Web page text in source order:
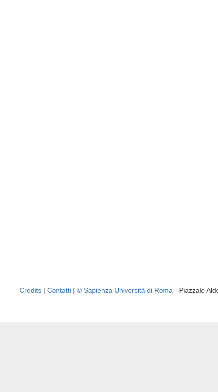
Credits | Contatti | © Sapienza Università di Roma - Piazzale